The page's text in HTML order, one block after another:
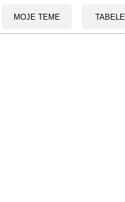
MOJE TEME TABELE